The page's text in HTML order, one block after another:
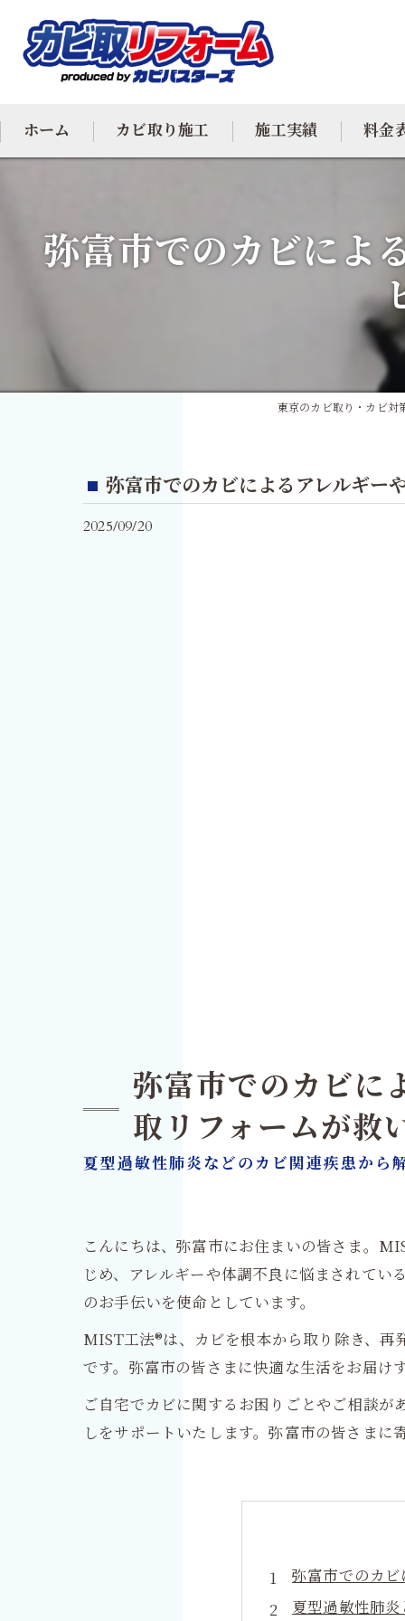
ホーム カビ取り施工
カビ除去
施工実績 料金
弥富市でのカビによ
東京のカビ取り・カビ対
弥富市でのカビによるアレルギー
2025/09/20
弥富市でのカビに
取リフォームが救
夏型過敏性肺炎などのカビ関連疾患から
こんにちは、弥富市にお住まいの皆さま。
じめ、アレルギーや体調不良に悩まされて
のお手伝いを使命としています。
MIST工法®は、カビを根本から取り除き、再
です。弥富市の皆さまに快適な生活をお届け
ご自宅でカビに関するお困りごとやご相談
しをサポートいたします。弥富市の皆さまに
弥富市でのカ
夏型過敏性肺炎